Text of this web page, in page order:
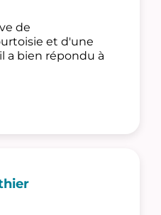
de
et d'une
a bien répondu à